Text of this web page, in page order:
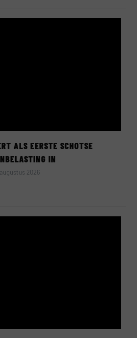
ALS EERSTE SCHOTSE
IN
augustus 2026